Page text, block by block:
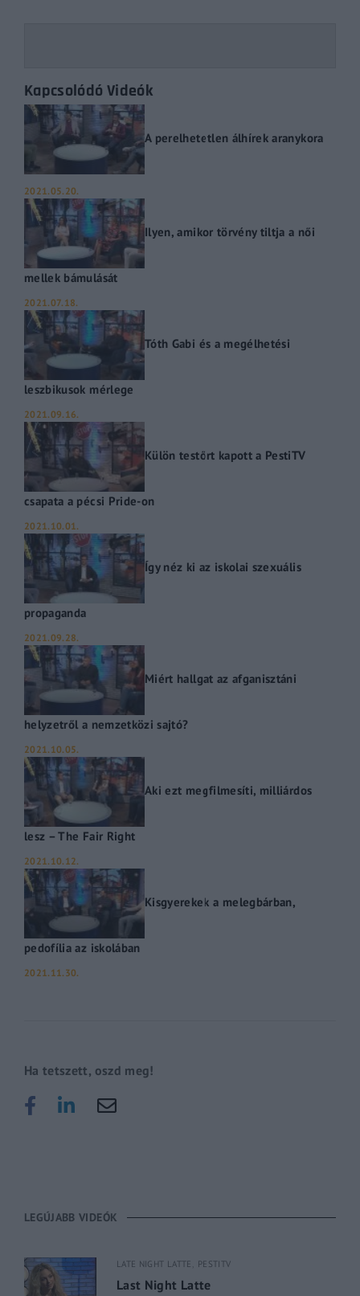
Kapcsolódó Videók
A perelhetetlen álhírek aranykora
2021.05.20.
Ilyen, amikor törvény tiltja a női
mellek bámulását
2021.07.18.
Tóth Gabi és a megélhetési
leszbikusok mérlege
2021.09.16.
Külön testőrt kapott a PestiTV
csapata a pécsi Pride-on
2021.10.01.
Így néz ki az iskolai szexuális
propaganda
2021.09.28.
Miért hallgat az afganisztáni
helyzetről a nemzetközi sajtó?
2021.10.05.
Aki ezt megfilmesíti, milliárdos
lesz – The Fair Right
2021.10.12.
Kisgyerekek a melegbárban,
pedofília az iskolában
2021.11.30.
Ha tetszett, oszd meg!
LEGÚJABB VIDEÓK
LATE NIGHT LATTE PESTITV
Last Night Latte